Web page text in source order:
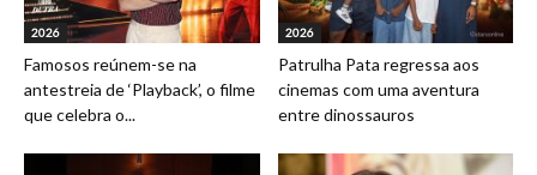
2026
Famosos reúnem-se na
antestreia de ‘Playback’, o filme
que celebra o...
2026
Patrulha Pata regressa aos
cinemas com uma aventura
entre dinossauros